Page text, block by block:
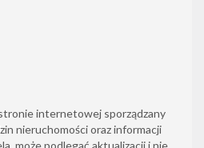
internetowej sporządzany
nieruchomości oraz informacji
może podlegać aktualizacji i nie